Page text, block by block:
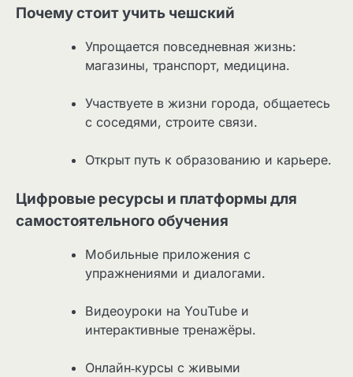
Почему стоит учить чешский
Упрощается повседневная жизнь:
магазины, транспорт, медицина.
Участвуете в жизни города, общаетесь
с соседями, строите связи.
Открыт путь к образованию и карьере.
Цифровые ресурсы и платформы для
самостоятельного обучения
Мобильные приложения с
упражнениями и диалогами.
Видеоуроки на YouTube и
интерактивные тренажёры.
Онлайн‑курсы с живыми